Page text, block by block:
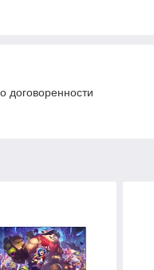
договоренности